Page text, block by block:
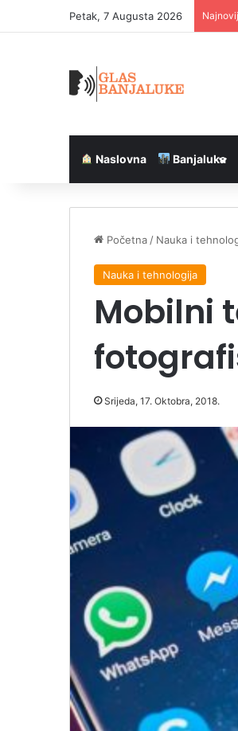
Petak, 7 Augusta 2026
Naslovna Banjaluka
Početna / Nauka i
Nauka i tehnologija
Mobilni
Srijeda, 17. Oktobra, 2018.